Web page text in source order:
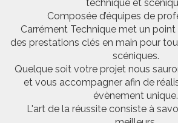
technique et
Composée d’équipes de
Carrément Technique met un point
des prestations clés en main pour
scéniques.
Quelque soit votre projet nous
et vous accompagner afin de
évènement unique.
L'art de la réussite consiste à